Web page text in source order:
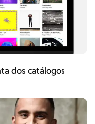
dos catálogos